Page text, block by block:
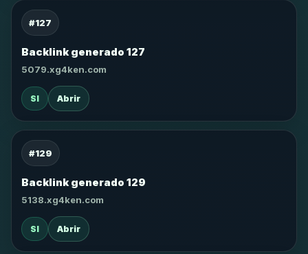
#127
Backlink generado 127
5079.xg4ken.com
SI Abrir
#129
Backlink generado 129
5138.xg4ken.com
SI Abrir